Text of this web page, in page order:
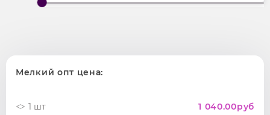
Мелкий опт цена:
1 шт 1 040.00руб